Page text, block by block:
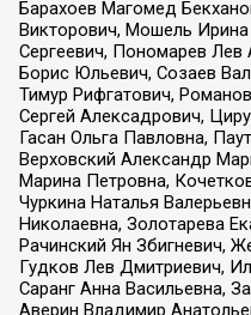
Барахоев Магомед
Викторович, Мошель
Сергеевич, Пономарев Лев
Борис Юльевич, Созаев
Тимур Рифгатович,
Сергей Алексадрович,
Гасан Ольга Павловна,
Верховский Александр
Марина Петровна,
Чуркина Наталья
Николаевна, Золотарева
Рачинский Ян Збигневич,
Гудков Лев Дмитриевич,
Саранг Анна Васильевна,